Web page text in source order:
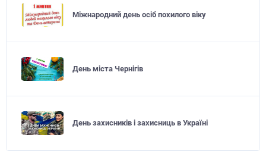
Міжнародний день осіб похилого віку
День міста Чернігів
День захисників і захисниць в Україні